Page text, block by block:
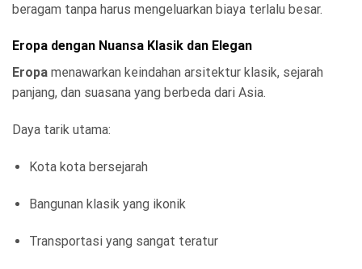
beragam tanpa harus mengeluarkan biaya terlalu besar.
Eropa dengan Nuansa Klasik dan Elegan
Eropa menawarkan keindahan arsitektur klasik, sejarah
panjang, dan suasana yang berbeda dari Asia.
Daya tarik utama:
Kota kota bersejarah
Bangunan klasik yang ikonik
Transportasi yang sangat teratur